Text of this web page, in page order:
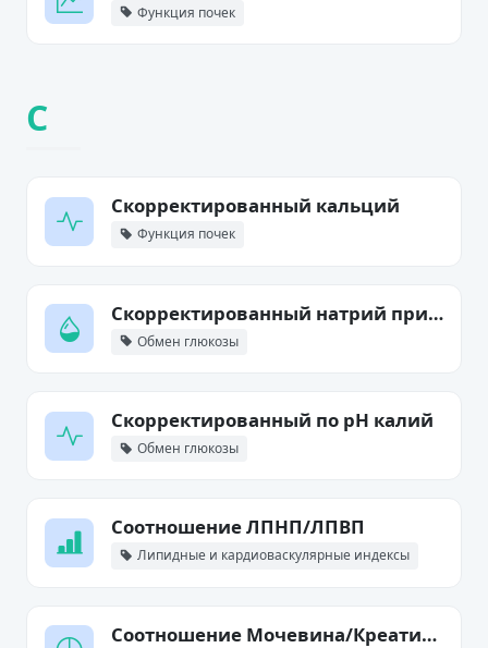
Функция почек
С
Скорректированный кальций
Функция почек
Скорректированный натрий при гипергликемии
Обмен глюкозы
Скорректированный по pH калий
Обмен глюкозы
Соотношение ЛПНП/ЛПВП
Липидные и кардиоваскулярные индексы
Соотношение Мочевина/Креатинин